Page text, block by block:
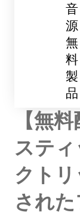
音
源
無
料
製
品
【無
ステ
クト
され